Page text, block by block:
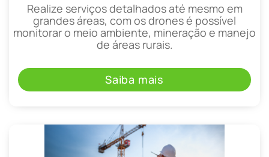
Realize serviços detalhados até mesmo em
grandes áreas, com os drones é possível
monitorar o meio ambiente, mineração e manejo
de áreas rurais.
Saiba mais